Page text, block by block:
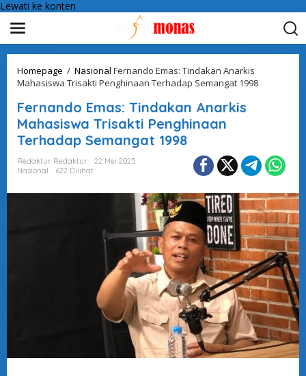
Lewati ke konten
Homepage / Nasional Fernando Emas: Tindakan Anarkis
Mahasiswa Trisakti Penghinaan Terhadap Semangat 1998
Fernando Emas: Tindakan Anarkis
Mahasiswa Trisakti Penghinaan
Terhadap Semangat 1998
Redaktur Redaktur
22 Mei 2025
Nasional
622 Dilihat